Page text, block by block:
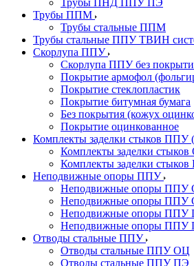
Трубы ПНД ППУ ПЭ
Трубы ППМ
Трубы стальные ППМ
Трубы стальные ППУ ТВИН
Скорлупа ППУ
Скорлупа ППУ без
Покрытие армофол
Покрытие стеклопластик
Покрытие битумная бумага
Без покрытия (кожух
Покрытие оцинкованное
Комплекты заделки стыков ППУ
Комплекты заделки
Комплекты заделки
Неподвижные опоры ППУ
Неподвижные опоры ППУ
Неподвижные опоры ППУ
Неподвижные опоры ППУ
Неподвижные опоры ППУ
Отводы стальные ППУ
Отводы стальные ППУ ОЦ
Отводы стальные ППУ ПЭ